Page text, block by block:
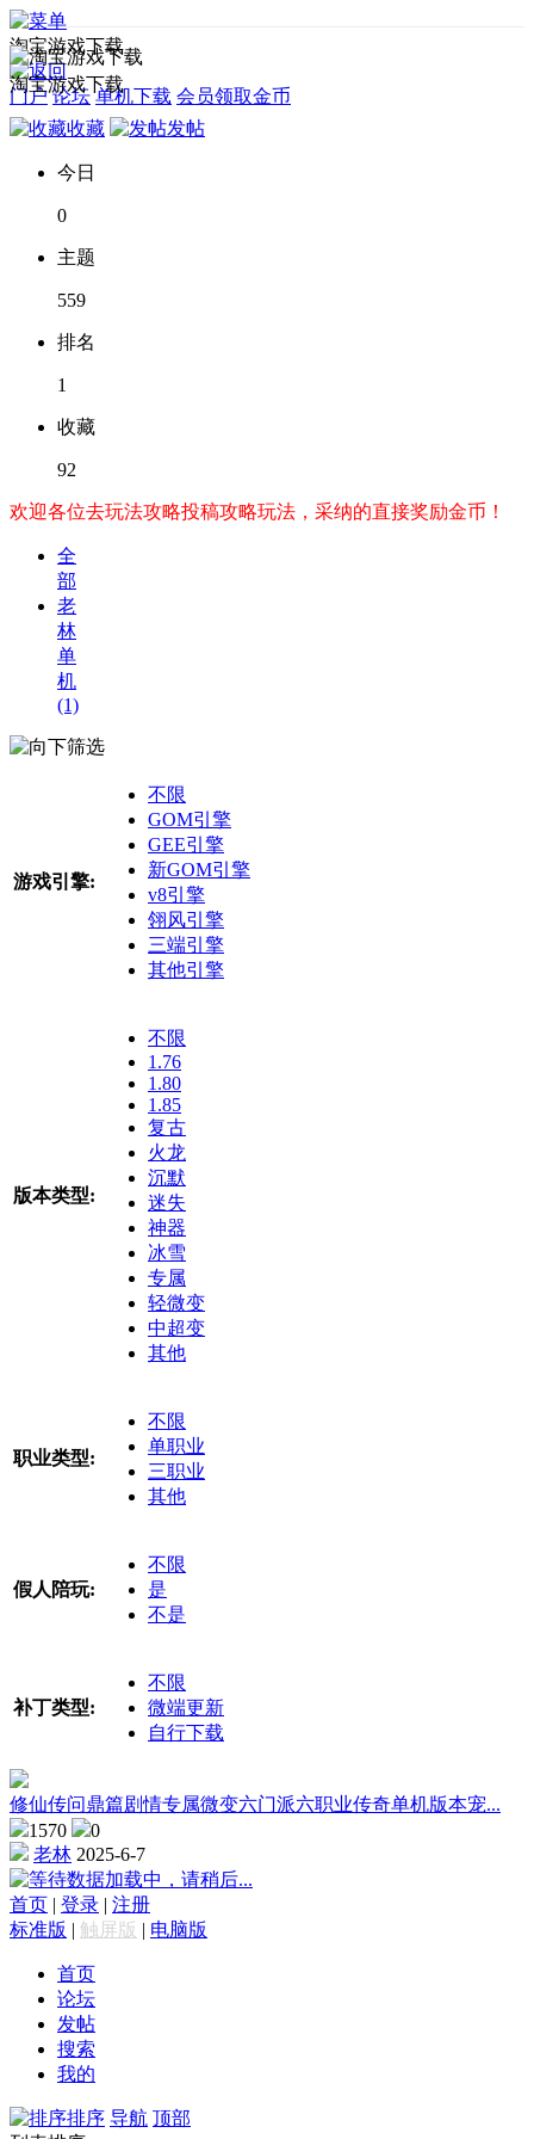
淘宝游戏下载
门户 论坛 单机下载 会员领取金币
淘宝游戏下载
收藏 发帖
今日
0
主题
559
排名
1
收藏
92
欢迎各位去玩法攻略投稿攻略玩法，采纳的直接奖励金币！
全
部
老
林
单
机
(1)
筛选
游戏引擎:
不限
GOM引擎
GEE引擎
新GOM引擎
v8引擎
翎风引擎
三端引擎
其他引擎
版本类型:
不限
1.76
1.80
1.85
复古
火龙
沉默
迷失
神器
冰雪
专属
轻微变
中超变
其他
职业类型:
不限
单职业
三职业
其他
假人陪玩:
不限
是
不是
补丁类型:
不限
微端更新
自行下载
修仙传问鼎篇剧情专属微变六门派六职业传奇单机版本宠...
1570
0
老林 2025-6-7
数据加载中，请稍后...
首页 | 登录 | 注册
标准版 | 触屏版 | 电脑版
首页
论坛
发帖
搜索
我的
排序 导航 顶部